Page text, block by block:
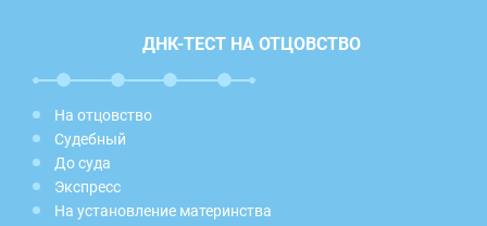
ДНК-ТЕСТ НА ОТЦОВСТВО
На отцовство
Судебный
До суда
Экспресс
На установление материнства